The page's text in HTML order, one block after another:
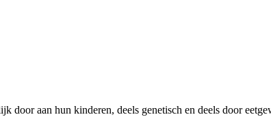
door aan hun kinderen, deels genetisch en deels door